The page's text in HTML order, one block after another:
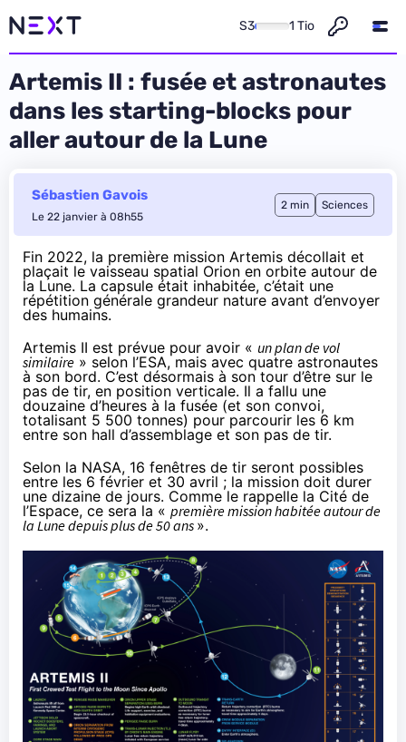
S3 1 Tio
Artemis II : fusée et astronautes
dans les starting-blocks pour
aller autour de la Lune
Sébastien Gavois
Le 22 janvier à 08h55
2 min Sciences
Fin 2022, la première mission Artemis décollait et
plaçait le vaisseau spatial Orion en orbite autour de
la Lune. La capsule était inhabitée, c’était une
répétition générale grandeur nature avant d’envoyer
des humains.
Artemis II est prévue pour avoir « un plan de vol
similaire » selon l’ESA, mais avec quatre astronautes
à son bord. C’est désormais à son tour d’être sur le
pas de tir, en position verticale. Il a fallu une
douzaine d’heures à la fusée (et son convoi,
totalisant 5 500 tonnes) pour parcourir les 6 km
entre son hall d’assemblage et son pas de tir.
Selon la NASA, 16 fenêtres de tir seront possibles
entre les 6 février et 30 avril ; la mission doit durer
une dizaine de jours. Comme le rappelle la Cité de
l’Espace, ce sera la « première mission habitée autour de
la Lune depuis plus de 50 ans ».